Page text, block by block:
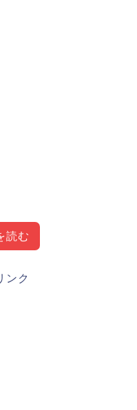
読む
ンズ)出身地・経
ンク